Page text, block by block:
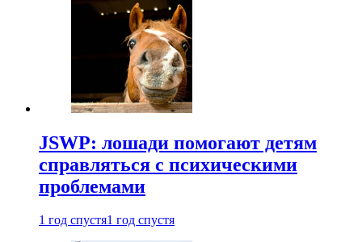
JSWP: лошади помогают детям
справляться с психическими
проблемами
1 год спустя1 год спустя